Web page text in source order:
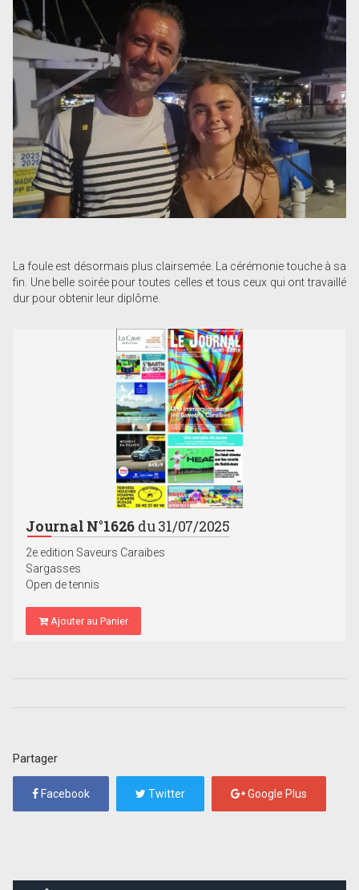
La foule est désormais plus clairsemée. La cérémonie touche à sa
fin. Une belle soirée pour toutes celles et tous ceux qui ont travaillé
dur pour obtenir leur diplôme.
Journal N°1626 du 31/07/2025
2e edition Saveurs Caraibes
Sargasses
Open de tennis
Ajouter au Panier
Partager
Facebook Twitter Google Plus